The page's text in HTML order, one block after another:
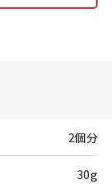
2個分
30g